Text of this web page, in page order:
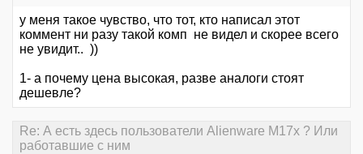
у меня такое чувство, что тот, кто написал этот
коммент ни разу такой комп не видел и скорее всего
не увидит.. ))
1- а почему цена высокая, разве аналоги стоят
дешевле?
Re: А есть здесь пользователи Alienware M17x ? Или
работавшие с ним